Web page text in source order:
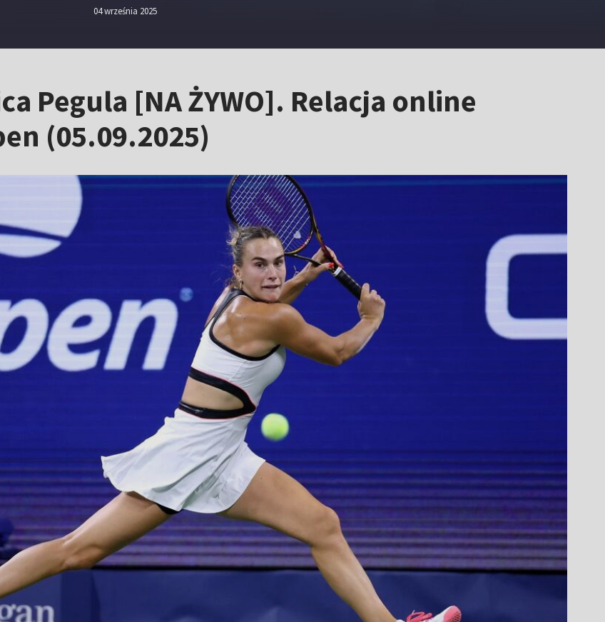
04 września 2025
Pegula [NA ŻYWO]. Relacja online
(05.09.2025)